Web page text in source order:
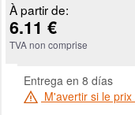
À partir de:
6.11 €
TVA non comprise
Entrega en 8 días
M'avertir si le